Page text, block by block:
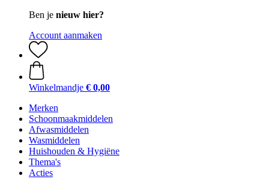
Ben je nieuw hier?
Account aanmaken
Winkelmandje € 0,00
Merken
Schoonmaakmiddelen
Afwasmiddelen
Wasmiddelen
Huishouden & Hygiëne
Thema's
Acties